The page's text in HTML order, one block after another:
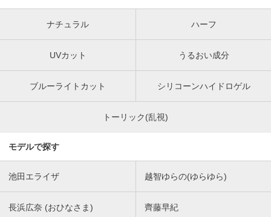
ナチュラル ハーフ
UVカット うるおい成分
ブルーライトカット シリコーンハイドロゲル
トーリック(乱視)
モデルで探す
池田エライザ 越智ゆらの(ゆらゆら)
長浜広奈 (おひなさま) 齊藤早紀